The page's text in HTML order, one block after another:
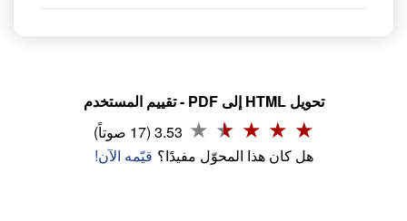
تحويل HTML إلى PDF - تقييم المستخدم
3.53 (17 صوتاً)
هل كان هذا المحوّل مفيدًا؟ قيّمه الآن!